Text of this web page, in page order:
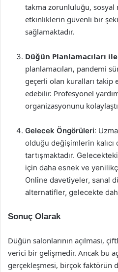
takma zorunluluğu, sosyal
etkinliklerin güvenli bir
sağlamaktadır.
Düğün Planlamacıları
planlamacıları, pandemi
geçerli olan kuralları takip
edebilir. Profesyonel
organizasyonunu
Gelecek Öngörüleri:
olduğu değişimlerin kalıcı
tartışmaktadır.
için daha esnek ve
Online davetiyeler, sanal
alternatifler, gelecekte
Sonuç Olarak
Düğün salonlarının açılması,
verici bir gelişmedir. Ancak bu
gerçekleşmesi, birçok faktörün